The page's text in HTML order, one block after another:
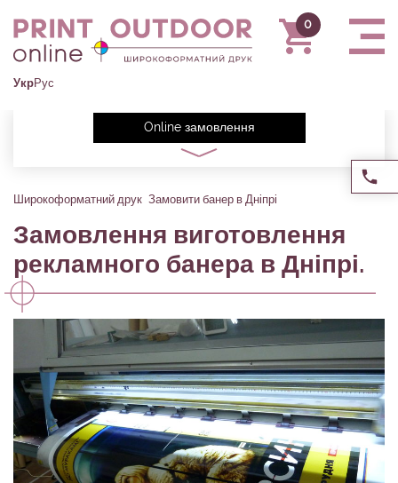
УкрРус
Широкоформатний друк Замовити банер в Дніпрі
Замовлення виготовлення
рекламного банера в Дніпрі.
Online замовлення